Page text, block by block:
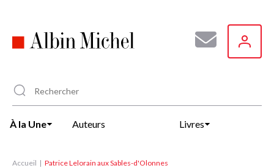
principal
À la Une Auteurs Livres
Accueil Patrice Lelorain aux Sables-d'Olonnes